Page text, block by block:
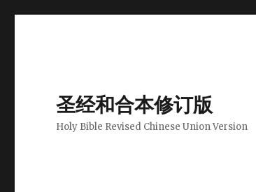
圣经和合本修订版
Holy Bible Revised Chinese Union Version